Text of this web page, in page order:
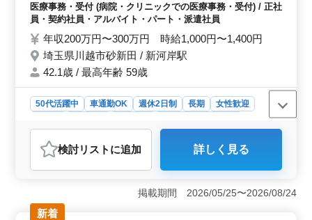
カー通勤OK！（無料駐車場あり） ＊週休2
日 ＊社会保険完備 ＊交通費実費支給 医療事
務・医療秘書・クラーク・病院受付など、
今まで培われてきたご経験が活きる仕事で
す！ ご応募お待ちしております！
医療事務・受付 (病院・クリニックでの医療事務・受付) / 正社
員・契約社員・アルバイト・パート・派遣社員
年収200万円〜300万円 時給1,000円〜1,400円
埼玉県川越市砂新田 / 新河岸駅
42.1歳 / 最高年齢 59歳
50代活躍中 車通勤OK 週休2日制 長期
女性歓迎
おすすめポイント
＜働きやすさ＞ マイカー通勤OK、無料駐車場ありで通
勤便利。週休2日制で休日もしっかり確保。 残業は月20
時間程度で、ワークライフバランスを重視できま
す。 ＜キャリア活用＞ 医療事務経験やレセプト実
検討リスト に追加 詳しく見る
掲載期間 2026/05/25〜2026/08/24
新着